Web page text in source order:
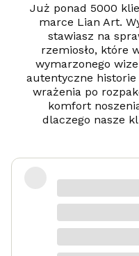
Już ponad 5000
marce Lian Art.
stawiasz na
rzemiosło, które
wymarzonego
autentyczne
wrażenia po
komfort
dlaczego nasze
Danka
Serduszko